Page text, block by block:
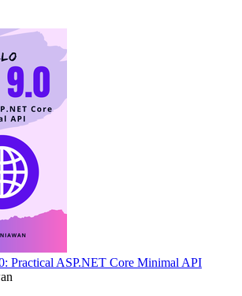
Practical ASP.NET Core Minimal API